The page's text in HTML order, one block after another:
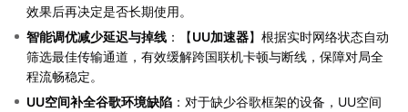
效果后再决定是否长期使用。
智能调优减少延迟与掉线 ：【UU加速器】根据实时网络状态自动
筛选最佳传输通道，有效缓解跨国联机卡顿与断线，保障对局全
程流畅稳定。
UU空间补全谷歌环境缺陷 ：对于缺少谷歌框架的设备，UU空间